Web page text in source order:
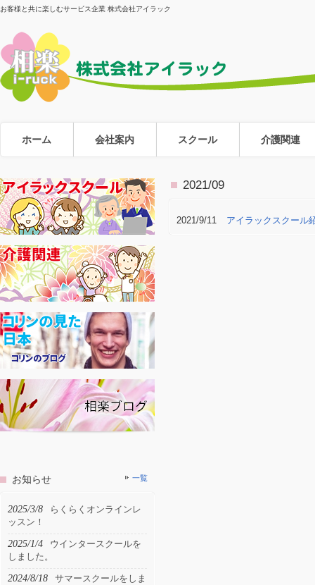
お客様と共に楽しむサービス企業 株式会社アイラック
ホーム 会社案内 スクール 介護関連
2021/09
2021/9/11 アイラックスクール
お知らせ 一覧
2025/3/8
らくらくオンラインレ
ッスン！
2025/1/4
ウインタースクールを
しました。
2024/8/18
サマースクールをしま